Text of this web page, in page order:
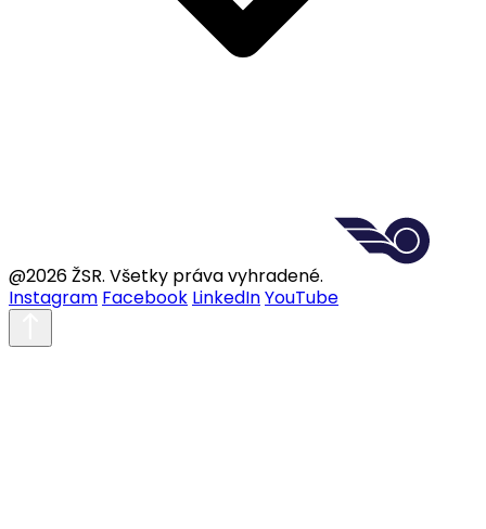
@2026 ŽSR. Všetky práva vyhradené.
Instagram Facebook LinkedInYouTube